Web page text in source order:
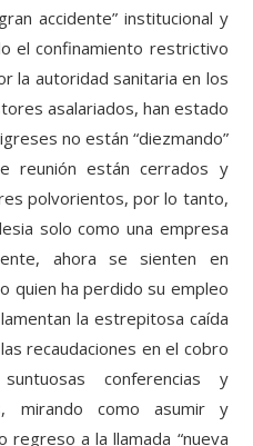
accidente” institucional y
el confinamiento restrictivo
la autoridad sanitaria en los
asalariados, han estado
no están “diezmando”
reunión están cerrados y
polvorientos, por lo tanto,
solo como una empresa
ahora se sienten en
quien ha perdido su empleo
la estrepitosa caída
recaudaciones en el cobro
conferencias y
mirando como asumir y
a la llamada “nueva